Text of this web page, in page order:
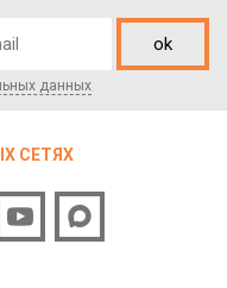
ok
данных
СЕТЯХ